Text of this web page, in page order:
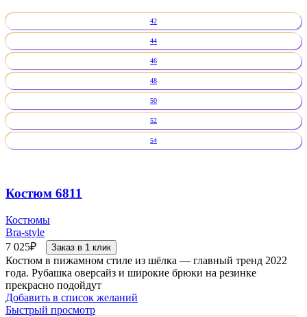
42
44
46
48
50
52
54
Костюм 6811
Костюмы
Bra-style
7 025₽ Заказ в 1 клик
Костюм в пижамном стиле из шёлка — главный тренд 2022
года. Рубашка оверсайз и широкие брюки на резинке
прекрасно подойдут
Добавить в список желаний
Быстрый просмотр